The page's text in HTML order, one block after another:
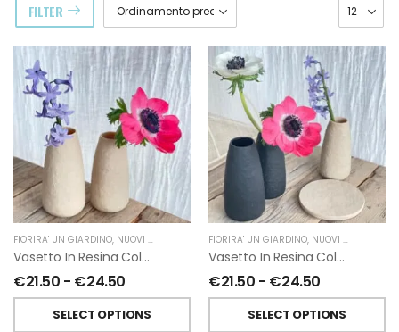
FILTER
FIORIRA' UN GIARDINO, NUOVI ARRIVI VASETTO IN RESINA
Vasetto In Resina Color Crema Di Fiorirà Un Giardino
€21.50 - €24.50
SELECT OPTIONS
FIORIRA' UN GIARDINO, NUOVI ARRIVI
Vasetto In Resina Color Nero Di Fiorirà Un Giardino
€21.50 - €24.50
SELECT OPTIONS